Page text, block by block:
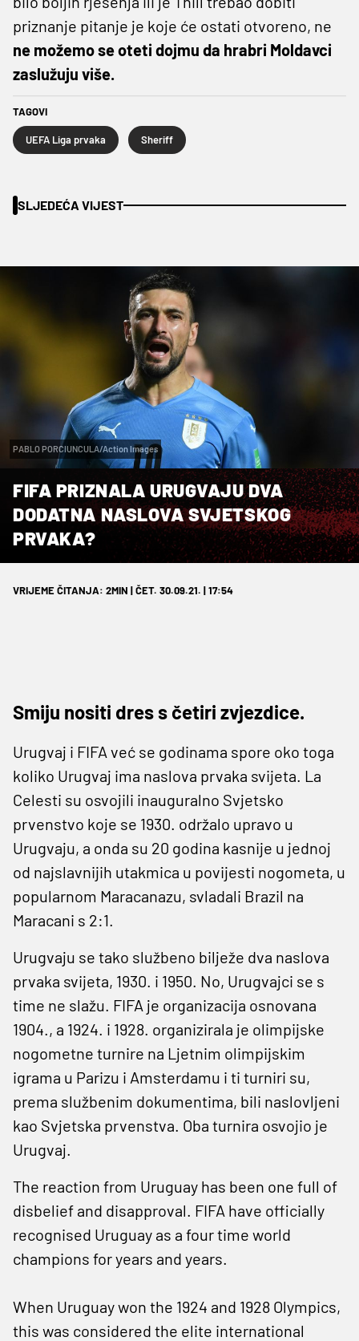
priznanje pitanje je koje će ostati otvoreno, ne
ne možemo se oteti dojmu da hrabri Moldavci
zaslužuju više.
TAGOVI
UEFA Liga prvaka Sheriff
SLJEDEĆA VIJEST
PABLO PORCIUNCULA/Action Images
FIFA PRIZNALA URUGVAJU DVA
DODATNA NASLOVA SVJETSKOG
PRVAKA?
VRIJEME ČITANJA: 2MIN | ČET. 30.09.21. | 17:54
Smiju nositi dres s četiri zvjezdice.
Urugvaj i FIFA već se godinama spore oko toga
koliko Urugvaj ima naslova prvaka svijeta. La
Celesti su osvojili inauguralno Svjetsko
prvenstvo koje se 1930. održalo upravo u
Urugvaju, a onda su 20 godina kasnije u jednoj
od najslavnijih utakmica u povijesti nogometa, u
popularnom Maracanazu, svladali Brazil na
Maracani s 2:1.
Urugvaju se tako službeno bilježe dva naslova
prvaka svijeta, 1930. i 1950. No, Urugvajci se s
time ne slažu. FIFA je organizacija osnovana
1904., a 1924. i 1928. organizirala je olimpijske
nogometne turnire na Ljetnim olimpijskim
igrama u Parizu i Amsterdamu i ti turniri su,
prema službenim dokumentima, bili naslovljeni
kao Svjetska prvenstva. Oba turnira osvojio je
Urugvaj.
The reaction from Uruguay has been one full of
disbelief and disapproval. FIFA have officially
recognised Uruguay as a four time world
champions for years and years.
When Uruguay won the 1924 and 1928 Olympics,
this was considered the elite international